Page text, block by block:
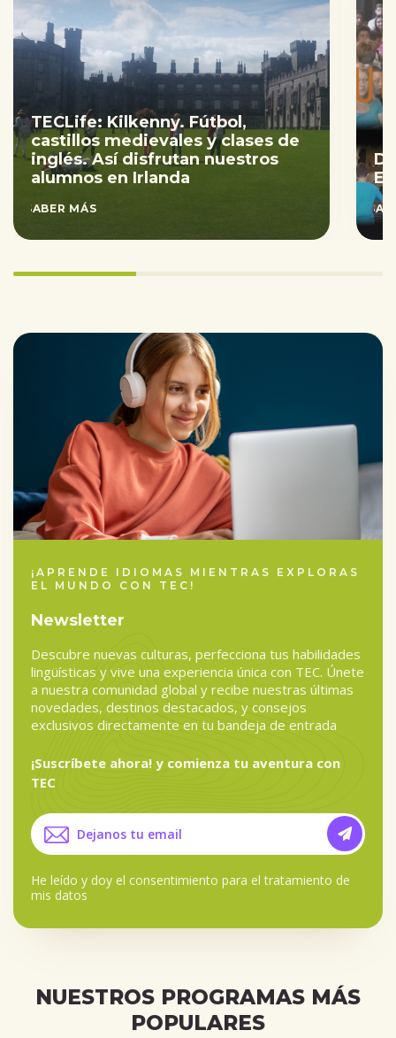
TECLife: Kilkenny. Fútbol,
castillos medievales y clases de
inglés. Así disfrutan nuestros
alumnos en Irlanda
SABER MÁS
33.333333333333336%
¡APRENDE IDIOMAS MIENTRAS EXPLORAS
EL MUNDO CON TEC!
Newsletter
Descubre nuevas culturas, perfecciona tus habilidades
lingüísticas y vive una experiencia única con TEC. Únete
a nuestra comunidad global y recibe nuestras últimas
novedades, destinos destacados, y consejos
exclusivos directamente en tu bandeja de entrada
¡Suscríbete ahora! y comienza tu aventura con
TEC
He leído y doy el consentimiento para el tratamiento de
mis datos
NUESTROS PROGRAMAS MÁS
POPULARES